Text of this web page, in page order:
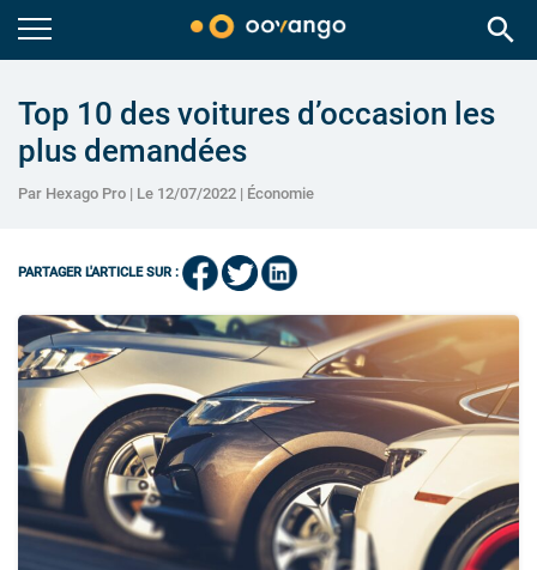
search
Top 10 des voitures d’occasion les
plus demandées
Par Hexago Pro | Le 12/07/2022 | Économie
PARTAGER L'ARTICLE SUR :